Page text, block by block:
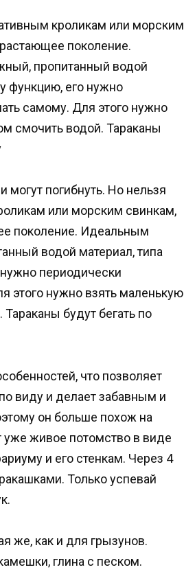
кроликам или морским
поколение.
пропитанный водой
функцию, его нужно
самому. Для этого нужно
смочить водой. Тараканы
погибнуть. Но нельзя
или морским свинкам,
поколение. Идеальным
водой материал, типа
периодически
этого нужно взять маленькую
будут бегать по
что позволяет
виду и делает забавным и
он больше похож на
уже живое потомство в виде
и его стенкам. Через 4
Только успевай
же, как и для грызунов.
глина с песком.